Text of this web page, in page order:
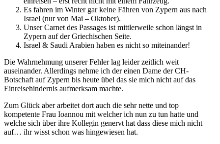
Es fahren im Winter gar keine Fähren von Zypern aus nach
Israel (nur von Mai – Oktober).
Unser Carnet des Passages ist mittlerweile schon längst in
Zypern auf der Griechischen Seite.
Israel & Saudi Arabien haben es nicht so miteinander!
Die Wahrnehmung unserer Fehler lag leider zeitlich weit
auseinander. Allerdings nehme ich der einen Dame der CH-
Botschaft auf Zypern bis heute übel das sie mich nicht auf das
Einreisehindernis aufmerksam machte.
Zum Glück aber arbeitet dort auch die sehr nette und top
kompetente Frau Ioannou mit welcher ich nun zu tun hatte und
welche sich über ihre Kollegin genervt hat dass diese mich nicht
auf… ihr wisst schon was hingewiesen hat.